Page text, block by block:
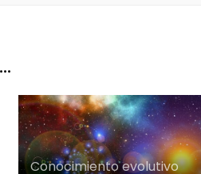
Conocimiento evolutivo